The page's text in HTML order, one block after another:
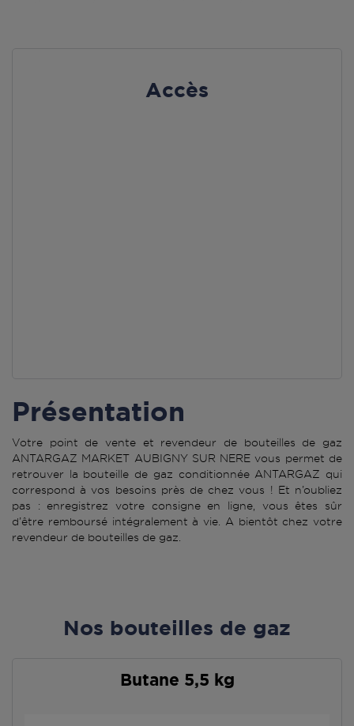
Accès
Présentation
Votre point de vente et revendeur de bouteilles de gaz
ANTARGAZ MARKET AUBIGNY SUR NERE vous permet de
retrouver la bouteille de gaz conditionnée ANTARGAZ qui
correspond à vos besoins près de chez vous ! Et n’oubliez
pas : enregistrez votre consigne en ligne, vous êtes sûr
d’être remboursé intégralement à vie. A bientôt chez votre
revendeur de bouteilles de gaz.
Nos bouteilles de gaz
Butane 5,5 kg